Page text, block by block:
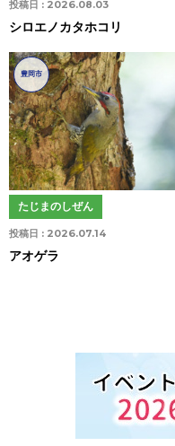
投稿日 : 2026.08.03
シロエノカタホコリ
豊岡市
投稿日 : 2026.07.14
たじまのしぜん
アオゲラ